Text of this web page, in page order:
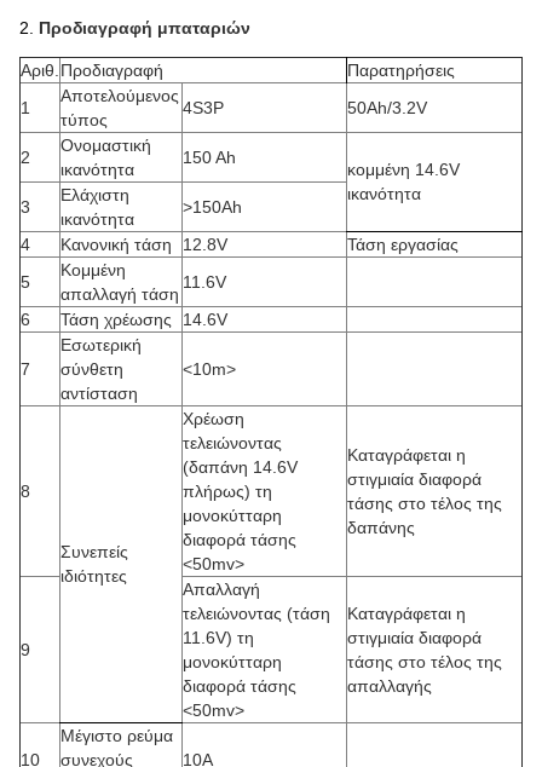
2. Προδιαγραφή μπαταριών
Αριθ. Προδιαγραφή
Παρατηρήσεις
1
Αποτελούμενος
τύπος
4S3P 50Ah/3.2V
2
Ονομαστική
ικανότητα
150 Ah
κομμένη 14.6V
ικανότητα
3
Ελάχιστη
ικανότητα
>150Ah
4
Κανονική τάση 12.8V
Τάση εργασίας
5
Κομμένη
απαλλαγή τάση
11.6V
6
Τάση χρέωσης 14.6V
7
Εσωτερική
σύνθετη
αντίσταση
<10m>
8
Συνεπείς
ιδιότητες
Χρέωση
τελειώνοντας
(δαπάνη 14.6V
πλήρως) τη
μονοκύτταρη
διαφορά τάσης
<50mv>
Καταγράφεται η
στιγμιαία διαφορά
τάσης στο τέλος της
δαπάνης
9
Απαλλαγή
τελειώνοντας (τάση
11.6V) τη
μονοκύτταρη
διαφορά τάσης
<50mv>
Καταγράφεται η
στιγμιαία διαφορά
τάσης στο τέλος της
απαλλαγής
10
Μέγιστο ρεύμα
συνεχούς
10A